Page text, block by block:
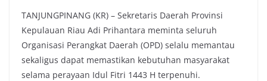
TANJUNGPINANG (KR) – Sekretaris Daerah Provinsi
Kepulauan Riau Adi Prihantara meminta seluruh
Organisasi Perangkat Daerah (OPD) selalu memantau
sekaligus dapat memastikan kebutuhan masyarakat
selama perayaan Idul Fitri 1443 H terpenuhi.